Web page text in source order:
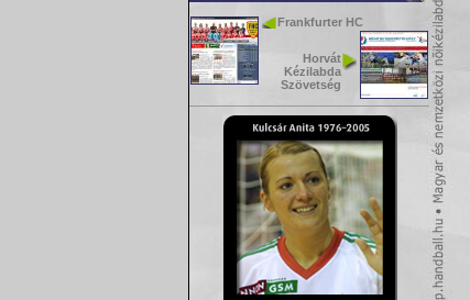
Frankfurter HC
Horvát
Kézilabda
Szövetség